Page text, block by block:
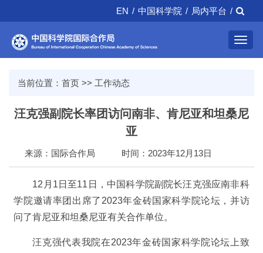
EN / 中国科学院 / 局内平台 /
当前位置： 首页 >> 工作动态
汪克强副院长率团访问南非、肯尼亚和坦桑尼
亚
来源：国际合作局 时间：2023年12月13日
12月1日至11日，中国科学院副院长汪克强应南非科
学院邀请率团出席了2023年金砖国家科学院论坛，并访
问了肯尼亚和坦桑尼亚有关合作单位。
汪克强代表我院在2023年金砖国家科学院论坛上致